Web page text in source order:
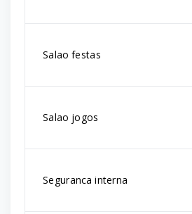
Salao festas
Salao jogos
Seguranca interna